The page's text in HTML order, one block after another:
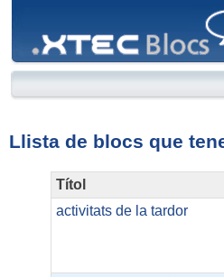
Llista de blocs que
Títol
activitats de la tardor